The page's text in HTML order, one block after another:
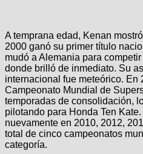
A temprana edad, Kenan
2000 ganó su primer título
mudó a Alemania para
donde brilló de inmediato. Su
internacional fue meteórico. En
Campeonato Mundial de
temporadas de consolidación,
pilotando para Honda Ten
nuevamente en 2010, 2012,
total de cinco campeonatos
categoría.